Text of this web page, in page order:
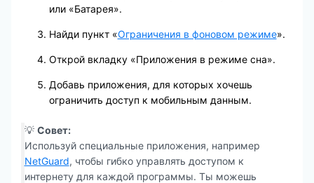
или «Батарея».
Найди пункт «Ограничения в фоновом режиме».
Открой вкладку «Приложения в режиме сна».
Добавь приложения, для которых хочешь
ограничить доступ к мобильным данным.
💡 Совет:
Используй специальные приложения, например
NetGuard, чтобы гибко управлять доступом к
интернету для каждой программы. Ты можешь